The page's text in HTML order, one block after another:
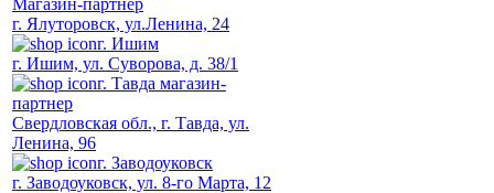
Магазин-партнер
г. Ялуторовск, ул.Ленина, 24
г. Ишим
г. Ишим, ул. Суворова, д. 38/1
г. Тавда магазин-
партнер
Свердловская обл., г. Тавда, ул.
Ленина, 96
г. Заводоуковск
г. Заводоуковск, ул. 8-го Марта, 12